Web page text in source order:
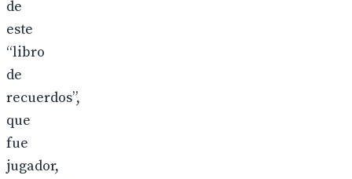
de
este
“libro
de
recuerdos”,
que
fue
jugador,